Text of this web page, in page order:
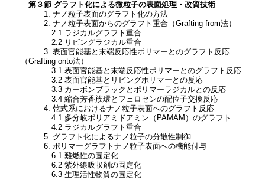
第３節 グラフト化による微粒子の表面処理・改質技術
1. ナノ粒子表面のグラフト化の方法
2. ナノ粒子表面からのグラフト重合（Grafting from法）
2.1 ラジカルグラフト重合
2.2 リビングラジカル重合
3. 表面官能基と末端反応性ポリマーとのグラフト反応
（Grafting onto法）
3.1 表面官能基と末端反応性ポリマーとのグラフト反応
3.2 表面官能基とリビングポリマーとの反応
3.3 カーボンブラックとポリマーラジカルとの反応
3.4 縮合芳香族環とフェロセンの配位子交換反応
4. 乾式系におけるナノ粒子表面へのグラフト反応
4.1 多分岐ポリアミドアミン（PAMAM）のグラフト
4.2 ラジカルグラフト重合
5. グラフト化によるナノ粒子の分散性制御
6. ポリマーグラフトナノ粒子表面への機能付与
6.1 難燃性の固定化
6.2 紫外線吸収剤の固定化
6.3 生理活性物質の固定化